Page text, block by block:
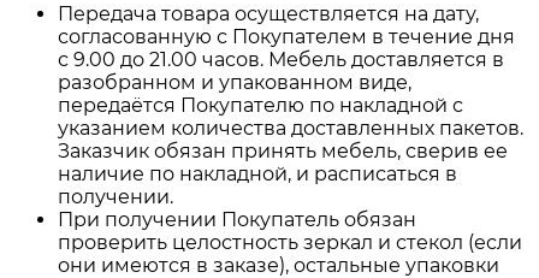
Передача товара осуществляется на дату,
согласованную с Покупателем в течение дня
с 9.00 до 21.00 часов. Мебель доставляется в
разобранном и упакованном виде,
передаётся Покупателю по накладной с
указанием количества доставленных пакетов.
Заказчик обязан принять мебель, сверив ее
наличие по накладной, и расписаться в
получении.
При получении Покупатель обязан
проверить целостность зеркал и стекол (если
они имеются в заказе), остальные упаковки